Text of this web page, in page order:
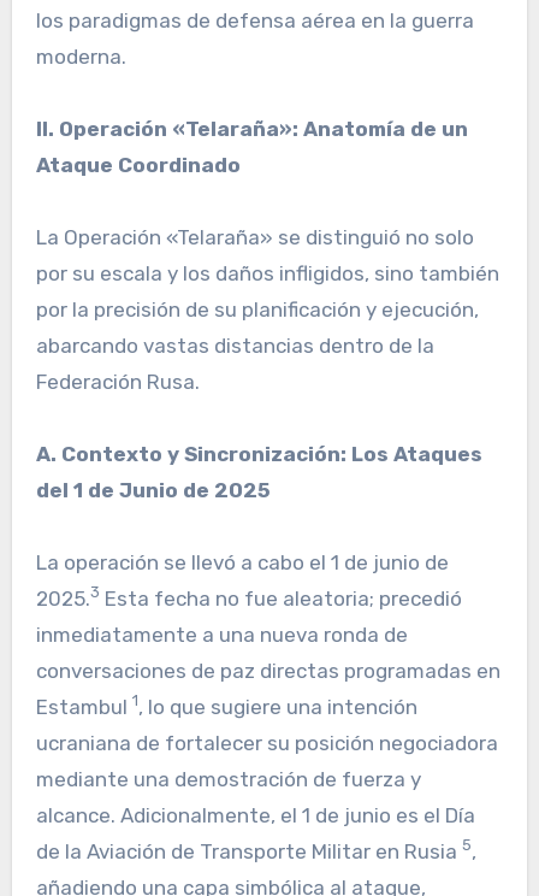
los paradigmas de defensa aérea en la guerra
moderna.
II. Operación «Telaraña»: Anatomía de un
Ataque Coordinado
La Operación «Telaraña» se distinguió no solo
por su escala y los daños infligidos, sino también
por la precisión de su planificación y ejecución,
abarcando vastas distancias dentro de la
Federación Rusa.
A. Contexto y Sincronización: Los Ataques
del 1 de Junio de 2025
La operación se llevó a cabo el 1 de junio de
2025.3 Esta fecha no fue aleatoria; precedió
inmediatamente a una nueva ronda de
conversaciones de paz directas programadas en
Estambul 1, lo que sugiere una intención
ucraniana de fortalecer su posición negociadora
mediante una demostración de fuerza y
alcance. Adicionalmente, el 1 de junio es el Día
de la Aviación de Transporte Militar en Rusia 5,
añadiendo una capa simbólica al ataque,